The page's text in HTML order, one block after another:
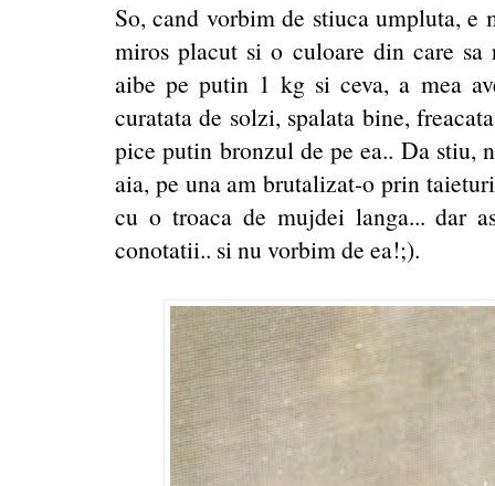
So, cand vorbim de stiuca umpluta, e
miros placut si o culoare din care sa
aibe pe putin 1 kg si ceva, a mea
curatata de solzi, spalata bine,
pice putin bronzul de pe ea.. Da stiu,
aia, pe una am brutalizat-o prin
cu o troaca de mujdei langa... dar
conotatii.. si nu vorbim de ea!;).